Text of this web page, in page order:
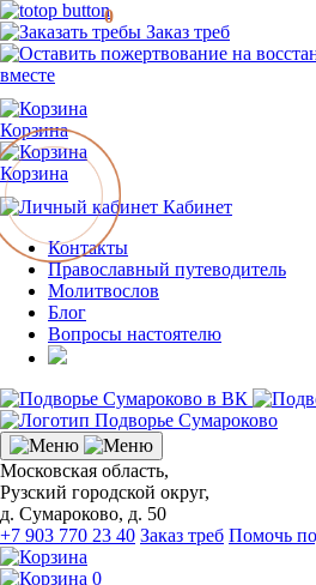
Заказ треб
вместе
Корзина
Корзина
0
Кабинет
Контакты
Православный путеводитель
Молитвослов
Блог
Вопросы настоятелю
Московская область,
Рузский городской округ,
д. Сумароково, д. 50
+7 903 770 23 40 Заказ треб Помочь
0